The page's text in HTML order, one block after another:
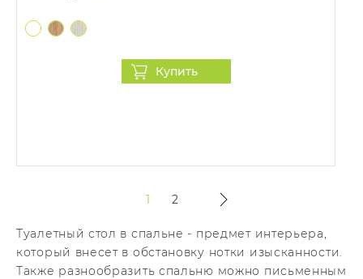
Купить
1 2
Туалетный стол в спальне - предмет интерьера,
который внесет в обстановку нотки изысканности.
Также разнообразить спальню можно письменным